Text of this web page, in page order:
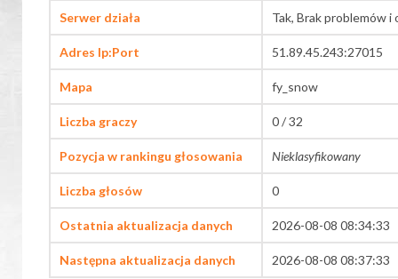
Serwer działa Tak, Brak problemów i
Adres Ip:Port 51.89.45.243:27015
Mapa fy_snow
Liczba graczy 0 / 32
Pozycja w rankingu głosowania Nieklasyfikowany
Liczba głosów 0
Ostatnia aktualizacja danych 2026-08-08 08:34:33
Następna aktualizacja danych 2026-08-08 08:37:33